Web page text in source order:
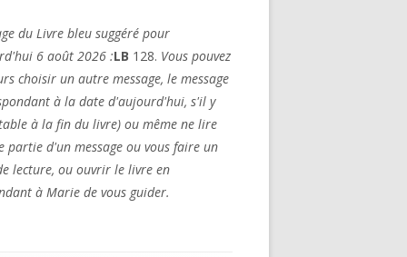
du Livre bleu suggéré pour
6 août 2026 :LB 128. Vous pouvez
choisir un autre message, le message
à la date d'aujourd'hui, s'il y
à la fin du livre) ou même ne lire
partie d'un message ou vous faire un
lecture, ou ouvrir le livre en
à Marie de vous guider.